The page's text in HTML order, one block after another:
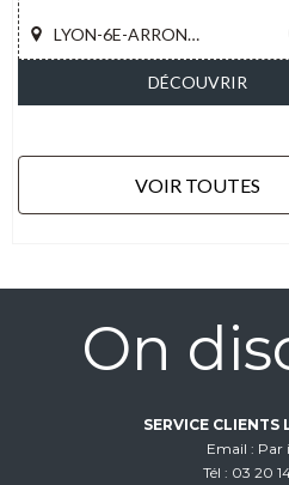
LYON-6E-ARRONDISSEMENT
DÉCOUVRIR
VOIR TOUTES
On
SERVICE
Email
Par
Tél
03 20